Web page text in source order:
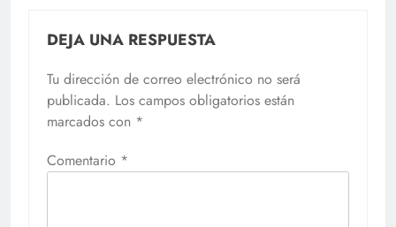
DEJA UNA RESPUESTA
Tu dirección de correo electrónico no será
publicada. Los campos obligatorios están
marcados con *
Comentario *